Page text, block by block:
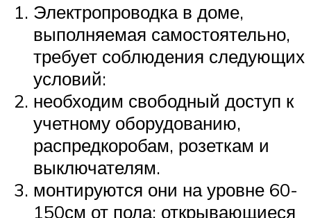
Электропроводка в доме,
выполняемая самостоятельно,
требует соблюдения следующих
условий:
необходим свободный доступ к
учетному оборудованию,
распредкоробам, розеткам и
выключателям.
монтируются они на уровне 60-
150см от пола; открывающиеся